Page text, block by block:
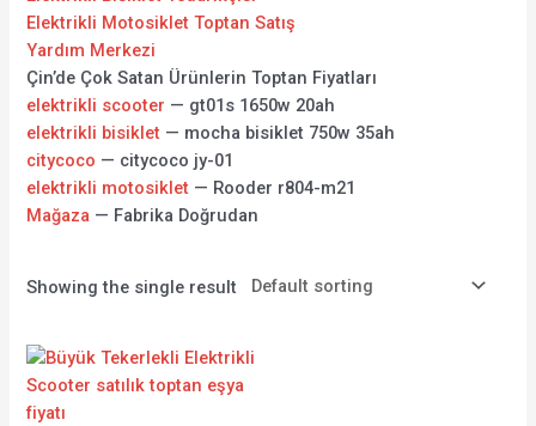
Elektrikli Motosiklet Toptan Satış
Yardım Merkezi
Çin’de Çok Satan Ürünlerin Toptan Fiyatları
elektrikli scooter — gt01s 1650w 20ah
elektrikli bisiklet — mocha bisiklet 750w 35ah
citycoco — citycoco jy-01
elektrikli motosiklet — Rooder r804-m21
Mağaza — Fabrika Doğrudan
Showing the single result